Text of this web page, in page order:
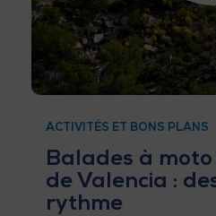
ACTIVITÉS ET BONS PLANS
Balades à
de Valencia :
rythme